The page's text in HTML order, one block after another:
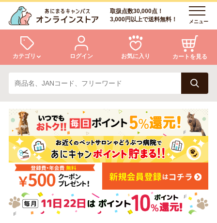
取扱点数30,000点！
3,000円以上で送料無料！
メニュー
カテゴリ
犬 猫
小動物・鳥 アクア・爬虫類・昆虫
ドッグフード キャットフード
美容・ケア用品 服・おさんぽ用品
ログイン お気に入り カートを見る
ログイン
会員登録
あにまるキャンパスについて
アフターサービス
商品リクエスト